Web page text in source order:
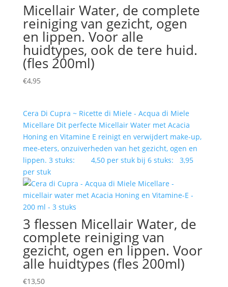
Micellair Water, de complete
reiniging van gezicht, ogen
en lippen. Voor alle
huidtypes, ook de tere huid.
(fles 200ml)
€4,95
Cera Di Cupra ~ Ricette di Miele - Acqua di Miele
Micellare Dit perfecte Micellair Water met Acacia
Honing en Vitamine E reinigt en verwijdert make-up,
mee-eters, onzuiverheden van het gezicht, ogen en
lippen. 3 stuks: 4,50 per stuk bij 6 stuks: 3,95
per stuk
3 flessen Micellair Water, de
complete reiniging van
gezicht, ogen en lippen. Voor
alle huidtypes (fles 200ml)
€13,50